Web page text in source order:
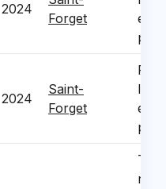
2024
Forget
2024
Saint-
Forget